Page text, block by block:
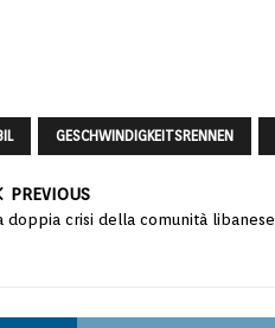
GESCHWINDIGKEITSRENNEN
PREVIOUS
doppia crisi della comunità libanese